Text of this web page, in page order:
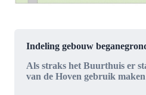
Indeling gebouw
Als straks het Buurthuis er
van de Hoven gebruik